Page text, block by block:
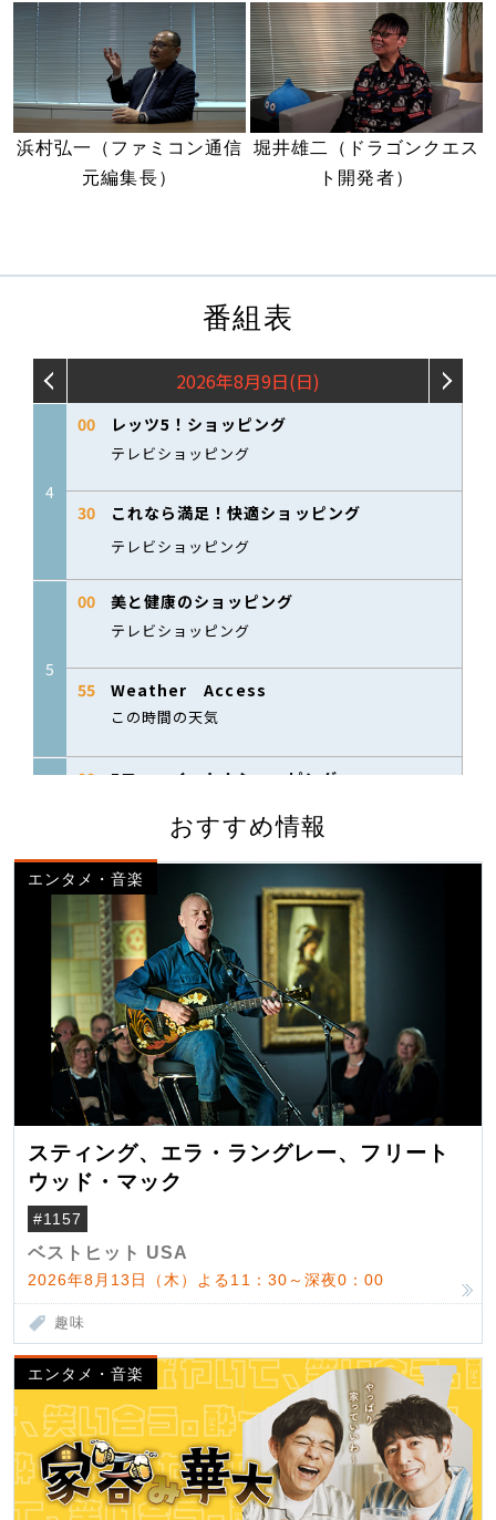
浜村弘一（ファミコン通信
元編集長）
堀井雄二（ドラゴンクエス
ト開発者）
番組表
おすすめ情報
エンタメ・音楽
スティング、エラ・ラングレー、フリート
ウッド・マック
#1157
ベストヒット USA
2026年8月13日（木）よる11：30～深夜0：00
趣味
エンタメ・音楽